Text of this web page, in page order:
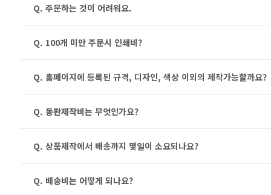
Q. 주문하는 것이 어려워요.
Q. 100개 미만 주문시 인쇄비?
Q. 홈페이지에 등록된 규격, 디자인, 색상 이외의 제작가능할까요?
Q. 동판제작비는 무엇인가요?
Q. 상품제작에서 배송까지 몇일이 소요되나요?
Q. 배송비는 어떻게 되나요?